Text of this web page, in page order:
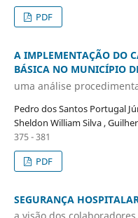
PDF
A IMPLEMENTAÇÃO DO
BÁSICA NO MUNICÍPIO
uma análise
Pedro dos Santos Portugal
Sheldon William Silva ,
375 - 381
PDF
SEGURANÇA